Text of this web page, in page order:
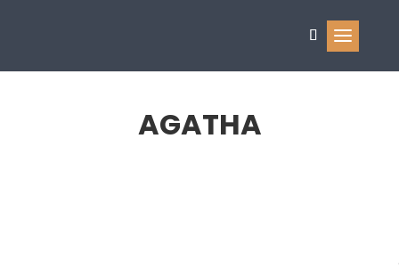
AGATHA